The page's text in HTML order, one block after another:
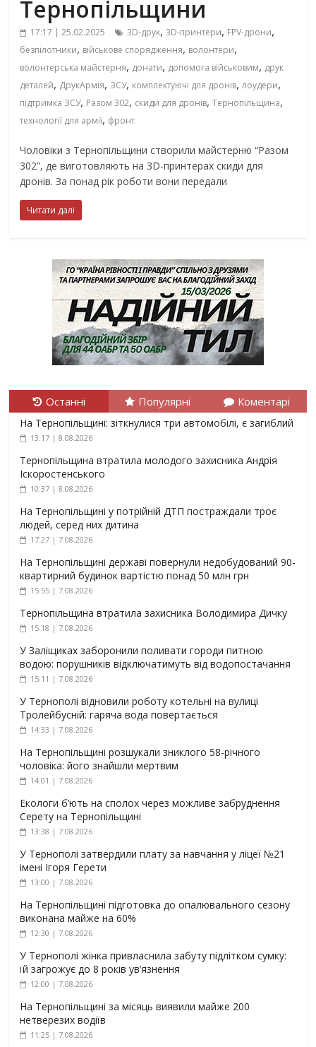
Тернопільщини
17:17 | 25.02.2025 3D-друк,3D-принтери, FPV-дрони,
безпілотники, військове спорядження, волонтери,
волонтерська майстерня, донати, допомога військовим, друк
деталей, ДрукАрмія, ЗСУ, комплектуючі для дронів,лоудери,
підтримка ЗСУ, Разом 302, скиди для дронів,Тернопільщина,
технології для армії, фронт
Чоловіки з Тернопільщини створили майстерню “Разом
302”, де виготовляють на 3D-принтерах скиди для
дронів. За понад рік роботи вони передали
Читати далі
Останні Популярні Коментарі
На Тернопільщині: зіткнулися три автомобілі, є загиблий
13:17 | 8.08.2026
Тернопільщина втратила молодого захисника Андрія
Іскоростенського
10:37 | 8.08.2026
На Тернопільщині у потрійній ДТП постраждали троє
людей, серед них дитина
17:27 | 7.08.2026
На Тернопільщині державі повернули недобудований 90-
квартирний будинок вартістю понад 50 млн грн
15:55 | 7.08.2026
Тернопільщина втратила захисника Володимира Дичку
15:18 | 7.08.2026
У Заліщиках заборонили поливати городи питною
водою: порушників відключатимуть від водопостачання
15:11 | 7.08.2026
У Тернополі відновили роботу котельні на вулиці
Тролейбусній: гаряча вода повертається
14:33 | 7.08.2026
На Тернопільщині розшукали зниклого 58-річного
чоловіка: його знайшли мертвим
14:01 | 7.08.2026
Екологи б’ють на сполох через можливе забруднення
Серету на Тернопільщині
13:38 | 7.08.2026
У Тернополі затвердили плату за навчання у ліцеї №21
імені Ігоря Герети
13:00 | 7.08.2026
На Тернопільщині підготовка до опалювального сезону
виконана майже на 60%
12:30 | 7.08.2026
У Тернополі жінка привласнила забуту підлітком сумку:
їй загрожує до 8 років ув’язнення
12:00 | 7.08.2026
На Тернопільщині за місяць виявили майже 200
нетверезих водіїв
11:25 | 7.08.2026